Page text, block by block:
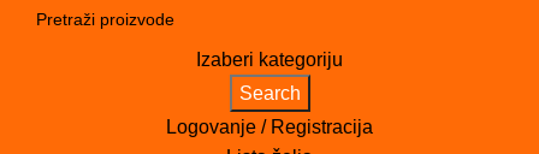
Izaberi kategoriju
Search
Logovanje / Registracija